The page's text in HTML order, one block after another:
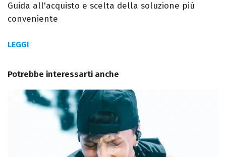
Guida all'acquisto e scelta della soluzione più
conveniente
LEGGI
Potrebbe interessarti anche